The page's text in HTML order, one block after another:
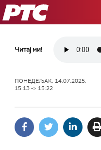
РТС
Читај ми!
ПОНЕДЕЉАК, 14.07.2025,
15:13 -> 15:22